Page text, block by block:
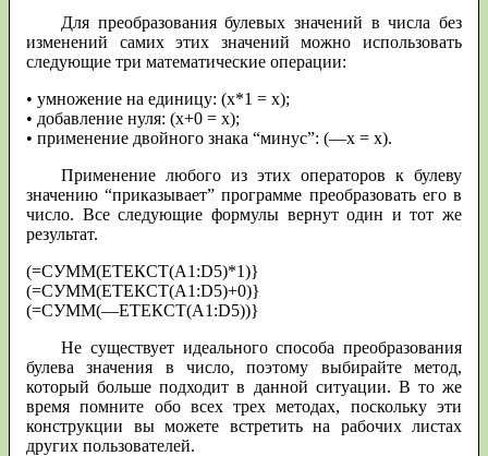
Для преобразования булевых значений в числа без
изменений самих этих значений можно использовать
следующие три математические операции:
• умножение на единицу: (х*1 = х);
• добавление нуля: (х+0 = х);
• применение двойного знака “минус”: (—х = х).
Применение любого из этих операторов к булеву
значению “приказывает” программе преобразовать его в
число. Все следующие формулы вернут один и тот же
результат.
(=СУММ(ЕТЕКСТ(A1:D5)*1)}
(=СУММ(ЕТЕКСТ(A1:D5)+0)}
(=СУММ(—ЕТЕКСТ(A1:D5))}
Не существует идеального способа преобразования
булева значения в число, поэтому выбирайте метод,
который больше подходит в данной ситуации. В то же
время помните обо всех трех методах, поскольку эти
конструкции вы можете встретить на рабочих листах
других пользователей.